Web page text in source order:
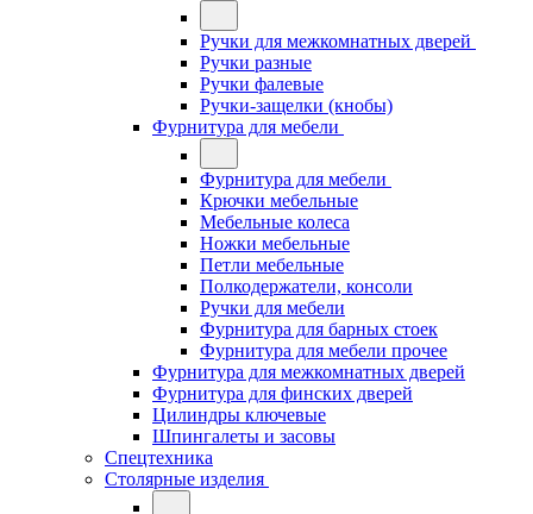
Ручки для межкомнатных дверей
Ручки разные
Ручки фалевые
Ручки-защелки (кнобы)
Фурнитура для мебели
Фурнитура для мебели
Крючки мебельные
Мебельные колеса
Ножки мебельные
Петли мебельные
Полкодержатели, консоли
Ручки для мебели
Фурнитура для барных стоек
Фурнитура для мебели прочее
Фурнитура для межкомнатных дверей
Фурнитура для финских дверей
Цилиндры ключевые
Шпингалеты и засовы
Спецтехника
Столярные изделия